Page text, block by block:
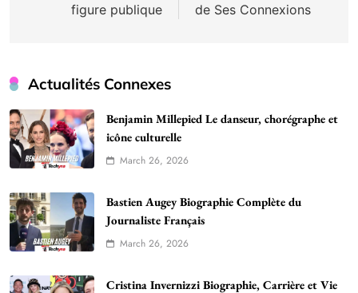
figure publique
de Ses Connexions
Actualités Connexes
Benjamin Millepied Le danseur, chorégraphe et
icône culturelle
March 26, 2026
Bastien Augey Biographie Complète du
Journaliste Français
March 26, 2026
Cristina Invernizzi Biographie, Carrière et Vie